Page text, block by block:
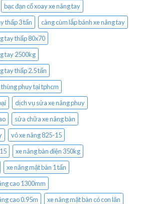
bạc đạn cổ xoay xe nâng tay
thấp 3 tấn
càng cùm lắp bánh xe nâng tay
tay thấp 80x70
tay 2500kg
tay thấp 2.5 tấn
phuy tại tphcm
dịch vụ sửa xe nâng phuy
sửa chữa xe nâng bàn
vỏ xe nâng 825-15
xe nâng bàn điện 350kg
xe nâng mặt bàn 1 tấn
cao 1300mm
cao 0.95m
xe nâng mặt bàn có con lăn